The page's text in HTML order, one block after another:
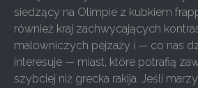
siedzący na Olimpie z kubkiem
również kraj zachwycających
malowniczych pejzaży i — co nas
interesuje — miast, które potrafią
szybciej niż grecka rakija. Jeśli